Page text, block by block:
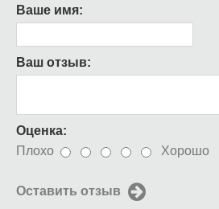
Ваше имя:
Ваш отзыв:
Оценка:
Плохо
Хорошо
Оставить отзыв